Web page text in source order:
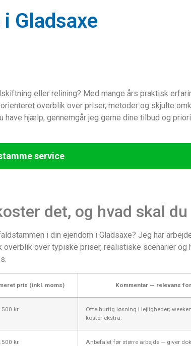
Gladsaxe
eller relining? Med mange års praktisk
overblik over priser, metoder og skjulte
hjælp, gennemgår jeg gerne dine tilbud og
service
det, og hvad skal du
i din ejendom i Gladsaxe? Jeg har
over typiske priser, realistiske scenarier og
pris (inkl. moms) Kommentar — relevans
kr.
Ofte hurtig løsning i lejligheder;
koster ekstra.
kr.
Anbefalet før større arbejde — giver